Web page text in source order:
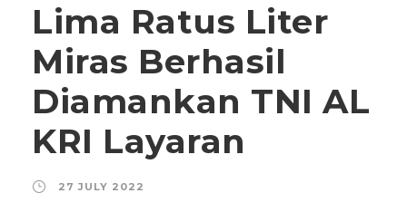
Lima Ratus Liter
Miras Berhasil
Diamankan TNI AL
KRI Layaran
27 JULY 2022